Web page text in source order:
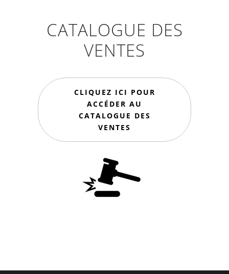
CATALOGUE DES
VENTES
CLIQUEZ ICI POUR
ACCÉDER AU
CATALOGUE DES
VENTES